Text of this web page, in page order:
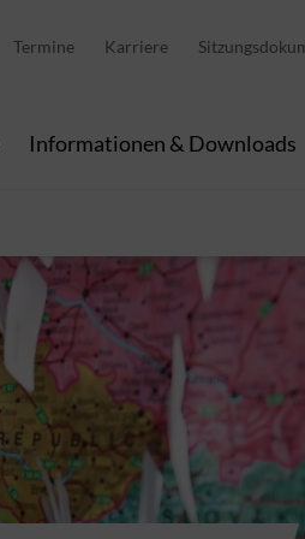
Termine Karriere
Informationen & Downloads